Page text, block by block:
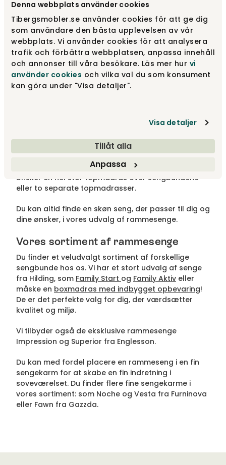
Denna webbplats använder cookies
Tibergsmobler.se använder cookies för att ge dig
som användare den bästa upplevelsen av vår
webbplats. Vi använder cookies för att analysera
trafik och förbättra webbplatsen, anpassa innehåll
och annonser till våra besökare. Läs mer hur vi
använder cookies och vilka val du som konsument
kan göra under "Visa detaljer".
Visa detaljer
Tillåt alla
Anpassa
bruger også forskellige materialer som polstring i
sengen, for at skabe forskellige fornemmelser og
egenskaber. Man vælger oftest at have sengen på
ben, men man kan også vælge at placere sengen i
en sengekarm. Rammesenge findes ofte i flere
forskellige størrelser, så du kan vælge en størrelse
efter dit behov og dit soveværelse. Måske skal du
indrette et lille soveværelse, eller måske ønsker du
et mere luftigt indtryk i rummet end hvad en
Som dobbeltseng findes størrelserne 160x200 og
180x200 cm. Ved valg af dobbeltseng kommer
rammesengen i to dele, men du vælger, om du
ønsker en hel stor topmadras over sengbundene
eller to separate topmadrasser.
Du kan altid finde en skøn seng, der passer til dig og
dine ønsker, i vores udvalg af rammesenge.
Vores sortiment af rammesenge
Du finder et veludvalgt sortiment af forskellige
sengbunde hos os. Vi har et stort udvalg af senge
fra Hilding, som Family Start og Family Aktiv eller
måske en boxmadras med indbygget opbevaring!
De er det perfekte valg for dig, der værdsætter
kvalitet og miljø.
Vi tilbyder også de eksklusive rammesenge
Impression og Superior fra Englesson.
Du kan med fordel placere en rammeseng i en fin
sengekarm for at skabe en fin indretning i
soveværelset. Du finder flere fine sengekarme i
vores sortiment: som Noche og Vesta fra Furninova
eller Fawn fra Gazzda.